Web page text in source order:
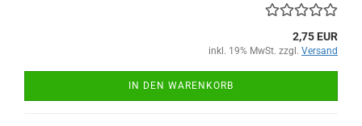
2,75 EUR
inkl. 19% MwSt. zzgl. Versand
IN DEN WARENKORB